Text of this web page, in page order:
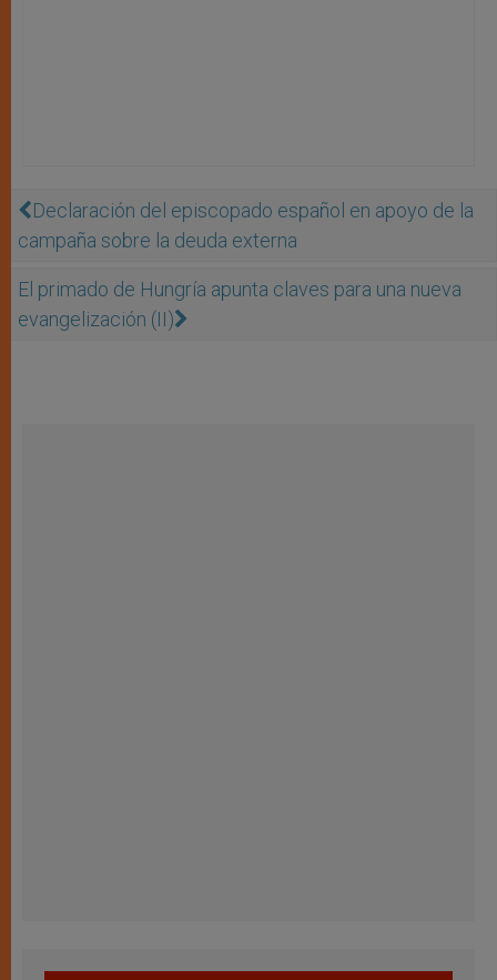
Declaración del episcopado español en apoyo de la
campaña sobre la deuda externa
El primado de Hungría apunta claves para una nueva
evangelización (II)